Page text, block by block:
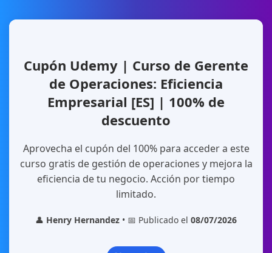
Cupón Udemy | Curso de Gerente
de Operaciones: Eficiencia
Empresarial [ES] | 100% de
descuento
Aprovecha el cupón del 100% para acceder a este
curso gratis de gestión de operaciones y mejora la
eficiencia de tu negocio. Acción por tiempo
limitado.
👤 Henry Hernandez • 📅 Publicado el 08/07/2026